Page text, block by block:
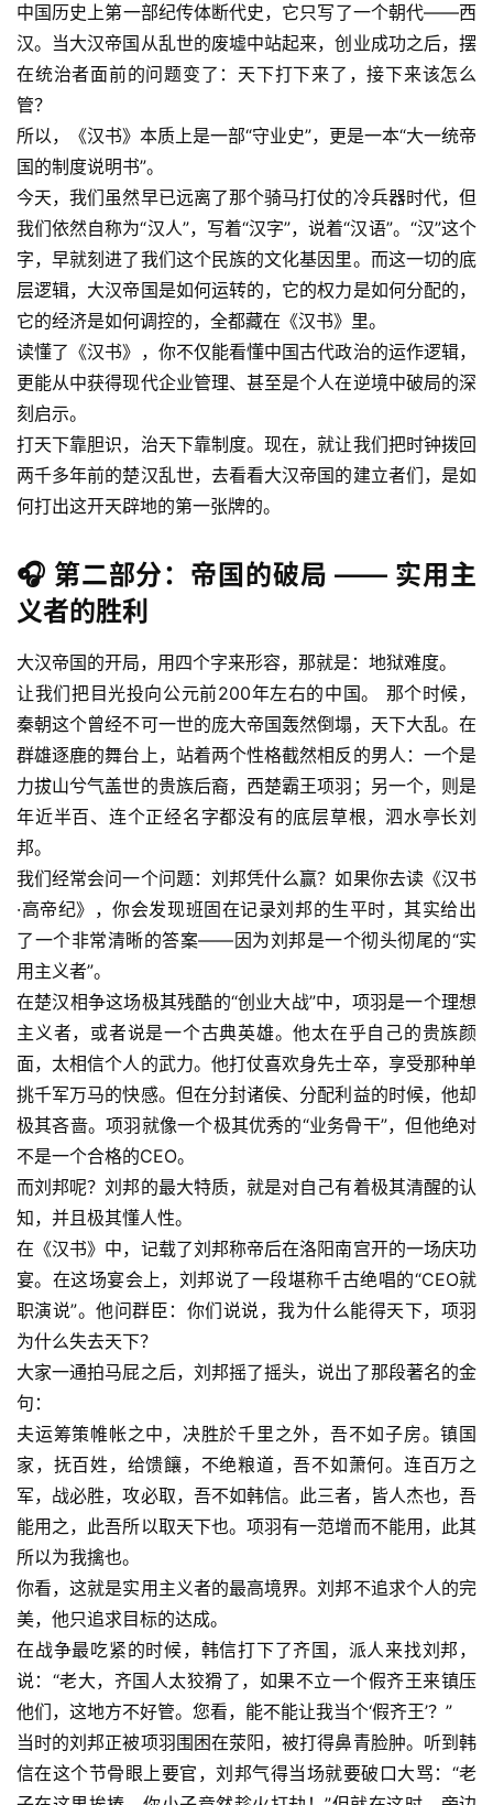
中国历史上第一部纪传体断代史，它只写了一个朝代——西
汉。当大汉帝国从乱世的废墟中站起来，创业成功之后，摆
在统治者面前的问题变了：天下打下来了，接下来该怎么
管？
所以，《汉书》本质上是一部“守业史”，更是一本“大一统帝
国的制度说明书”。
今天，我们虽然早已远离了那个骑马打仗的冷兵器时代，但
我们依然自称为“汉人”，写着“汉字”，说着“汉语”。“汉”这个
字，早就刻进了我们这个民族的文化基因里。而这一切的底
层逻辑，大汉帝国是如何运转的，它的权力是如何分配的，
它的经济是如何调控的，全都藏在《汉书》里。
读懂了《汉书》，你不仅能看懂中国古代政治的运作逻辑，
更能从中获得现代企业管理、甚至是个人在逆境中破局的深
刻启示。
打天下靠胆识，治天下靠制度。现在，就让我们把时钟拨回
两千多年前的楚汉乱世，去看看大汉帝国的建立者们，是如
何打出这开天辟地的第一张牌的。
🎧 第二部分：帝国的破局 —— 实用主
义者的胜利
大汉帝国的开局，用四个字来形容，那就是：地狱难度。
让我们把目光投向公元前200年左右的中国。 那个时候，
秦朝这个曾经不可一世的庞大帝国轰然倒塌，天下大乱。在
群雄逐鹿的舞台上，站着两个性格截然相反的男人：一个是
力拔山兮气盖世的贵族后裔，西楚霸王项羽；另一个，则是
年近半百、连个正经名字都没有的底层草根，泗水亭长刘
邦。
我们经常会问一个问题：刘邦凭什么赢？如果你去读《汉书
·高帝纪》，你会发现班固在记录刘邦的生平时，其实给出
了一个非常清晰的答案——因为刘邦是一个彻头彻尾的“实
用主义者”。
在楚汉相争这场极其残酷的“创业大战”中，项羽是一个理想
主义者，或者说是一个古典英雄。他太在乎自己的贵族颜
面，太相信个人的武力。他打仗喜欢身先士卒，享受那种单
挑千军万马的快感。但在分封诸侯、分配利益的时候，他却
极其吝啬。项羽就像一个极其优秀的“业务骨干”，但他绝对
不是一个合格的CEO。
而刘邦呢？刘邦的最大特质，就是对自己有着极其清醒的认
知，并且极其懂人性。
在《汉书》中，记载了刘邦称帝后在洛阳南宫开的一场庆功
宴。在这场宴会上，刘邦说了一段堪称千古绝唱的“CEO就
职演说”。他问群臣：你们说说，我为什么能得天下，项羽
为什么失去天下？
大家一通拍马屁之后，刘邦摇了摇头，说出了那段著名的金
句：
夫运筹策帷帐之中，决胜於千里之外，吾不如子房。镇国
家，抚百姓，给馈饟，不绝粮道，吾不如萧何。连百万之
军，战必胜，攻必取，吾不如韩信。此三者，皆人杰也，吾
能用之，此吾所以取天下也。项羽有一范增而不能用，此其
所以为我擒也。
你看，这就是实用主义者的最高境界。刘邦不追求个人的完
美，他只追求目标的达成。
在战争最吃紧的时候，韩信打下了齐国，派人来找刘邦，
说：“老大，齐国人太狡猾了，如果不立一个假齐王来镇压
他们，这地方不好管。您看，能不能让我当个‘假齐王’？”
当时的刘邦正被项羽围困在荥阳，被打得鼻青脸肿。听到韩
信在这个节骨眼上要官，刘邦气得当场就要破口大骂：“老